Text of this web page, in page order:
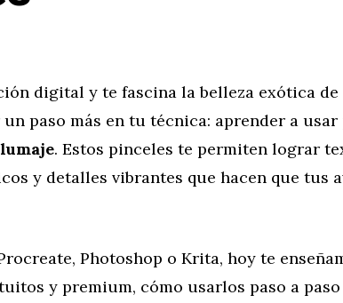
digital y te fascina la belleza exótica
paso más en tu técnica: aprender a usar
. Estos pinceles te permiten lograr
y detalles vibrantes que hacen que tus
Photoshop o Krita, hoy te
y premium, cómo usarlos paso a paso